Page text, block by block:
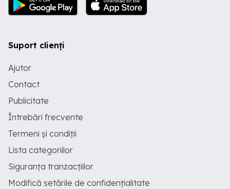
Suport clienți
Ajutor
Contact
Publicitate
Întrebări frecvente
Termeni și condiții
Lista categoriilor
Siguranța tranzacțiilor
Modifică setările de confidențialitate